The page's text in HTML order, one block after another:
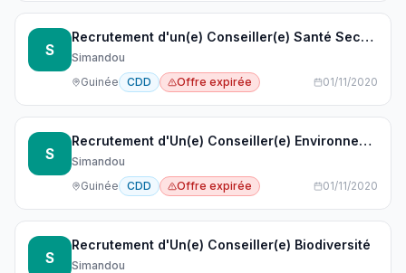
S
Recrutement d'un(e) Conseiller(e) Santé Securité
Simandou
Guinée
CDD Offre expirée 01/11/2020
S
Recrutement d'Un(e) Conseiller(e) Environnement
Simandou
Guinée
CDD Offre expirée 01/11/2020
S
Recrutement d'Un(e) Conseiller(e) Biodiversité
Simandou